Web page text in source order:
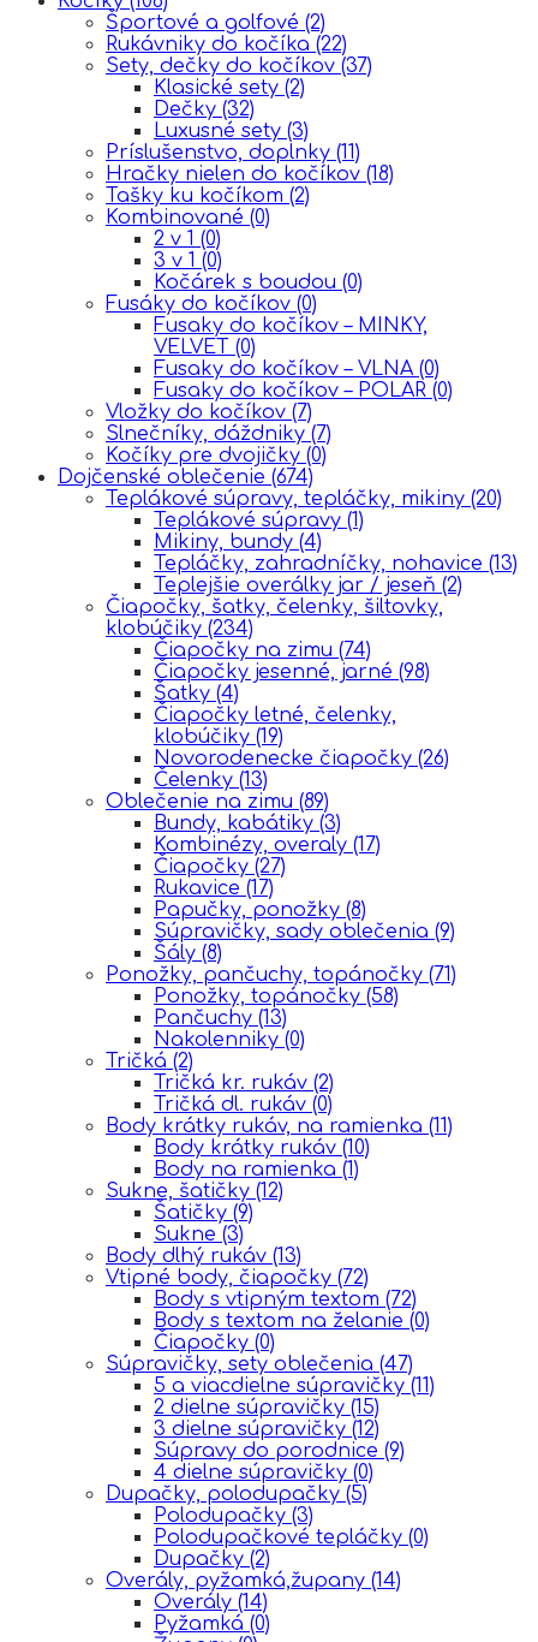
Športové a golfové (2)
Rukávniky do kočíka (22)
Sety, dečky do kočíkov (37)
Klasické sety (2)
Dečky (32)
Luxusné sety (3)
Príslušenstvo, doplnky (11)
Hračky nielen do kočíkov (18)
Tašky ku kočíkom (2)
Kombinované (0)
2 v 1 (0)
3 v 1 (0)
Kočárek s boudou (0)
Fusáky do kočíkov (0)
Fusaky do kočíkov – MINKY,
VELVET (0)
Fusaky do kočíkov – VLNA (0)
Fusaky do kočíkov – POLAR (0)
Vložky do kočíkov (7)
Slnečníky, dáždniky (7)
Kočíky pre dvojičky (0)
Dojčenské oblečenie (674)
Teplákové súpravy, tepláčky, mikiny (20)
Teplákové súpravy (1)
Mikiny, bundy (4)
Tepláčky, zahradníčky, nohavice (13)
Teplejšie overálky jar / jeseň (2)
Čiapočky, šatky, čelenky, šiltovky,
klobúčiky (234)
Čiapočky na zimu (74)
Čiapočky jesenné, jarné (98)
Šatky (4)
Čiapočky letné, čelenky,
klobúčiky (19)
Novorodenecke čiapočky (26)
Čelenky (13)
Oblečenie na zimu (89)
Bundy, kabátiky (3)
Kombinézy, overaly (17)
Čiapočky (27)
Rukavice (17)
Papučky, ponožky (8)
Súpravičky, sady oblečenia (9)
Šály (8)
Ponožky, pančuchy, topánočky (71)
Ponožky, topánočky (58)
Pančuchy (13)
Nakolenniky (0)
Tričká (2)
Tričká kr. rukáv (2)
Tričká dl. rukáv (0)
Body krátky rukáv, na ramienka (11)
Body krátky rukáv (10)
Body na ramienka (1)
Sukne, šatičky (12)
Šatičky (9)
Sukne (3)
Body dlhý rukáv (13)
Vtipné body, čiapočky (72)
Body s vtipným textom (72)
Body s textom na želanie (0)
Čiapočky (0)
Súpravičky, sety oblečenia (47)
5 a viacdielne súpravičky (11)
2 dielne súpravičky (15)
3 dielne súpravičky (12)
Súpravy do porodnice (9)
4 dielne súpravičky (0)
Dupačky, polodupačky (5)
Polodupačky (3)
Polodupačkové tepláčky (0)
Dupačky (2)
Overály, pyžamká,župany (14)
Overály (14)
Pyžamká (0)